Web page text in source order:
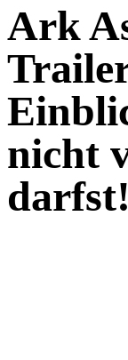
Ark
nicht
darfst!